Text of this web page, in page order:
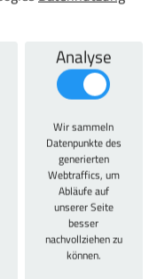
Analyse
Wir sammeln
Datenpunkte des
generierten
Webtraffics, um
Abläufe auf
unserer Seite
besser
nachvollziehen zu
können.